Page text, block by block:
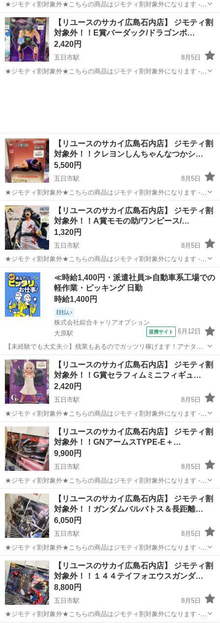
★ジモティ割対象外★こちらの商品はジモティ割対象外になります ----
------------------------------------------ ■弊社を装った偽サイトにご注意下さ
い！ 当店のジモティー出...
広島 広島市 五日市駅 フィギュア サカイ
【リユースのサカイ広島石内店】 ジモティ割
対象外！！E賞バーダック/ドラゴンボ…
2,420円
五日市駅
8月5日
★ジモティ割対象外★こちらの商品はジモティ割対象外になります ----
【リユースのサカイ広島石内店】 ジモティ割
対象外！！クレヨンしんちゃんなつかシ…
5,500円
五日市駅
8月5日
★ジモティ割対象外★こちらの商品はジモティ割対象外になります ----
------------------------------------------ ■弊社を装った偽サイトにご注意下さ
い！ 当店のジモティー出...
広島 広島市 五日市駅 フィギュア シネマズ
【リユースのサカイ広島石内店】 ジモティ割
対象外！！A賞モモの助/ワンピース/…
1,320円
五日市駅
8月5日
★ジモティ割対象外★こちらの商品はジモティ割対象外になります ----
------------------------------------------ ■弊社を装った偽サイトにご注意下さ
い！ 当店のジモティー出...
広島 広島市 五日市駅 フィギュア サカイ
≪時給1,400円・派遣社員≫自動車系工場での
軽作業・ピッキング 日勤
時給1,400円
日払い
株式会社綜合キャリアオプション
大原駅
提携サイト 6月12日
【未経験でも大丈夫☆】残業もあるのでガッツリ稼げます！アナタら
しく♪髪型自由☆ くるまドア・マフラー部品のプレス機セット・段取
り 【業務内容詳細】 自動車部品(ドア、マフラー)部品をプレス機械に
セット&取り出し、ラインへ...
広島 広島市 大原駅 その他
【リユースのサカイ広島石内店】 ジモティ割
対象外！！G賞セラフィムミニフィギュ…
2,420円
五日市駅
8月5日
★ジモティ割対象外★こちらの商品はジモティ割対象外になります ----
------------------------------------------ ■弊社を装った偽サイトにご注意下さ
い！ 当店のジモティー出...
広島 広島市 五日市駅 フィギュア サカイ
【リユースのサカイ広島石内店】 ジモティ割
対象外！！GNアームスTYPE-E＋…
9,900円
五日市駅
8月5日
★ジモティ割対象外★こちらの商品はジモティ割対象外になります ----
------------------------------------------ ■弊社を装った偽サイトにご注意下さ
い！ 当店のジモティー出...
広島 広島市 五日市駅 フィギュア ガンダムエクシア
【リユースのサカイ広島石内店】 ジモティ割
対象外！！ガンダムバルバトス＆長距離…
6,050円
五日市駅
8月5日
★ジモティ割対象外★こちらの商品はジモティ割対象外になります ----
------------------------------------------ ■弊社を装った偽サイトにご注意下さ
い！ 当店のジモティー出...
広島 広島市 五日市駅 フィギュア サカイ
【リユースのサカイ広島石内店】 ジモティ割
対象外！！１４４テイフォエウスガンダ…
8,800円
五日市駅
8月5日
★ジモティ割対象外★こちらの商品はジモティ割対象外になります ----